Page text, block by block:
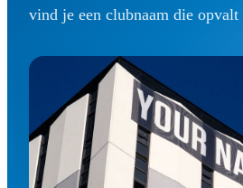
vind je een clubnaam die